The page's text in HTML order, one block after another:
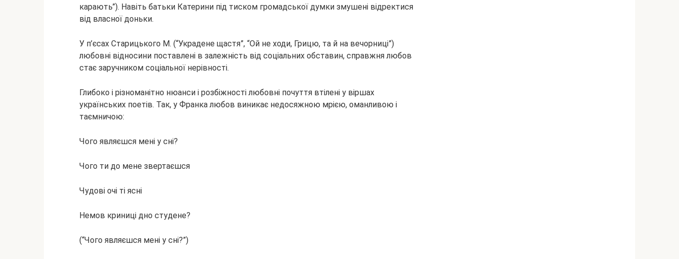
карають”). Навіть батьки Катерини під тиском громадської думки змушені відректися
від власної доньки.
У п’єсах Старицького М. (“Украдене щастя”, “Ой не ходи, Грицю, та й на вечорниці”)
любовні відносини поставлені в залежність від соціальних обставин, справжня любов
стає заручником соціальної нерівності.
Глибоко і різноманітно нюанси і розбіжності любовні почуття втілені у віршах
українських поетів. Так, у Франка любов виникає недосяжною мрією, оманливою і
таємничою:
Чого являєшся мені у сні?
Чого ти до мене звертаєшся
Чудові очі ті ясні
Немов криниці дно студене?
(“Чого являєшся мені у сні?”)